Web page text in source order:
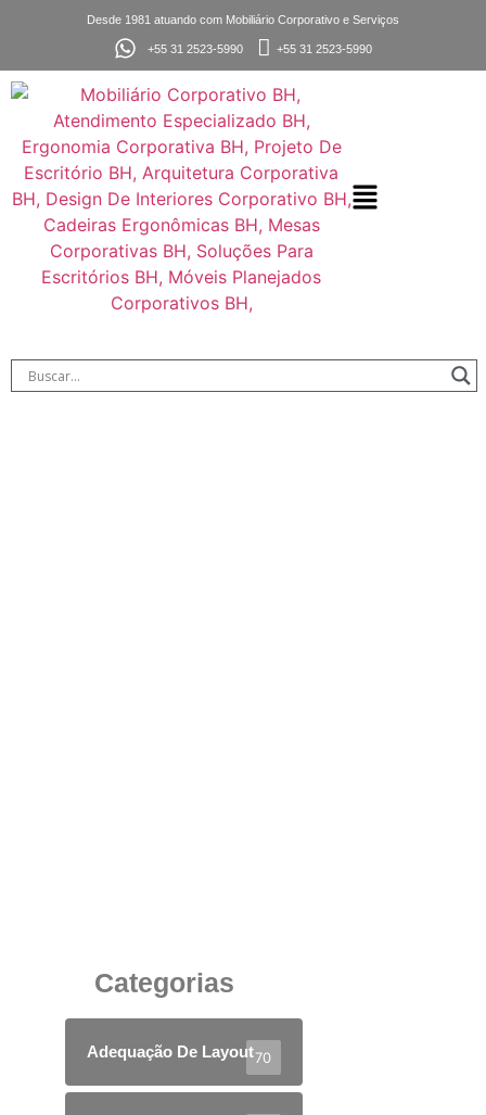
Desde 1981 atuando com Mobiliário Corporativo e Serviços
+55 31 2523-5990 +55 31 2523-5990
Categorias
Adequação De Layout70